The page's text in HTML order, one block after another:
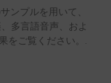
ンプルを用いて、
多言語音声、およ
をご覧ください。.